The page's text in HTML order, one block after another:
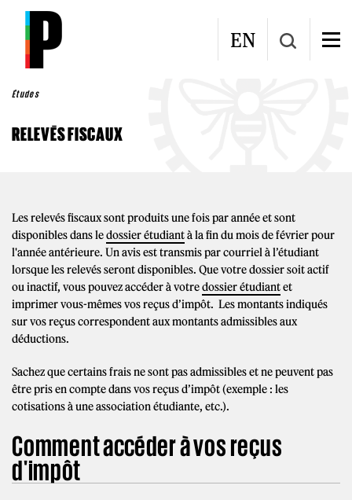
Aller au contenu principal
EN
Études
RELEVÉS FISCAUX
Les relevés fiscaux sont produits une fois par année et sont
disponibles dans ledossier étudiantà la fin du mois de février pour
l'année antérieure. Un avis est transmis par courriel à l’étudiant
lorsque les relevés seront disponibles. Que votre dossier soit actif
ou inactif, vous pouvez accéder à votredossier étudiantet
imprimer vous-mêmes vos reçus d’impôt. Les montants indiqués
sur vos reçus correspondent aux montants admissibles aux
déductions.
Sachez que certains frais ne sont pas admissibles et ne peuvent pas
être pris en compte dans vos reçus d’impôt (exemple : les
cotisations à une association étudiante, etc.).
Comment accéder à vos reçus
d'impôt